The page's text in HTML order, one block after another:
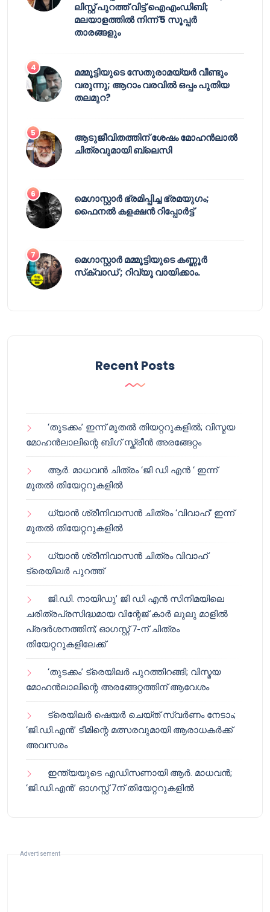
ലിസ്റ്റ് പുറത്ത് വിട്ട് ഐഎംഡിബി;
മലയാളത്തിൽ നിന്ന് 5 സൂപ്പർ
താരങ്ങളും
മമ്മൂട്ടിയുടെ സേതുരാമയ്യർ വീണ്ടും
വരുന്നു; ആറാം വരവിൽ ഒപ്പം പുതിയ
തലമുറ?
ആടുജീവിതത്തിന് ശേഷം മോഹൻലാൽ
ചിത്രവുമായി ബ്ലെസി
മെഗാസ്റ്റാർ ഭ്രമിപ്പിച്ച ഭ്രമയുഗം;
ഫൈനൽ കളക്ഷൻ റിപ്പോർട്ട്
മെഗാസ്റ്റാർ മമ്മൂട്ടിയുടെ കണ്ണൂർ
സ്‌ക്വാഡ് ; റിവ്യൂ വായിക്കാം.
Recent Posts
‘തുടക്കം’ ഇന്ന് മുതൽ തിയറ്ററുകളിൽ; വിസ്മയ
മോഹൻലാലിന്റെ ബിഗ് സ്ക്രീൻ അരങ്ങേറ്റം
ആർ. മാധവൻ ചിത്രം ‘ജി ഡി എൻ ‘ ഇന്ന്
മുതൽ തിയേറ്ററുകളിൽ
ധ്യാൻ ശ്രീനിവാസൻ ചിത്രം ‘വിവാഹ്’ ഇന്ന്
മുതൽ തിയേറ്ററുകളിൽ
ധ്യാൻ ശ്രീനിവാസൻ ചിത്രം വിവാഹ്
ട്രെയിലർ പുറത്ത്
ജി.ഡി. നായിഡു’ ജി ഡി എൻ സിനിമയിലെ
ചരിത്രപ്രസിദ്ധമായ വിന്റേജ് കാർ ലുലു മാളിൽ
പ്രദർശനത്തിന്; ഓഗസ്റ്റ് 7-ന് ചിത്രം
തിയേറ്ററുകളിലേക്ക്
‘തുടക്കം’ ട്രെയിലർ പുറത്തിറങ്ങി; വിസ്മയ
മോഹൻലാലിന്റെ അരങ്ങേറ്റത്തിന് ആവേശം
ട്രെയിലർ ഷെയർ ചെയ്‌ത് സ്വർണം നേടാം;
‘ജി.ഡി.എൻ’ ടീമിന്റെ മത്സരവുമായി ആരാധകർക്ക്
അവസരം
ഇന്ത്യയുടെ എഡിസണായി ആർ. മാധവൻ;
‘ജി.ഡി.എൻ’ ഓഗസ്റ്റ് 7ന് തിയേറ്ററുകളിൽ
Advertisement